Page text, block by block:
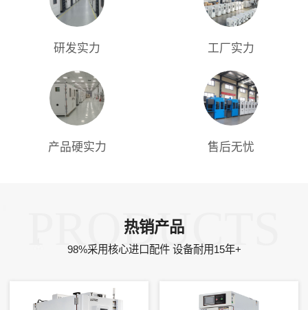
研发实力 工厂实力
产品硬实力 售后无忧
PRODUCTS
热销产品
98%采用核心进口配件 设备耐用15年+